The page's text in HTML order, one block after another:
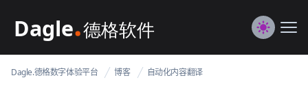
Dagle@数字体验管理
Switch
Dagle.德格数字体验平台 博客 自动化内容翻译